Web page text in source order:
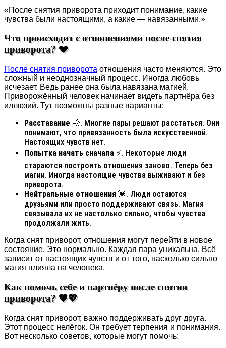
«После снятия приворота приходит понимание, какие
чувства были настоящими, а какие — навязанными.»
Что происходит с отношениями после снятия
приворота? 💔
После снятия приворота отношения часто меняются. Это
сложный и неоднозначный процесс. Иногда любовь
исчезает. Ведь ранее она была навязана магией.
Приворожённый человек начинает видеть партнёра без
иллюзий. Тут возможны разные варианты:
Расставание 💨. Многие пары решают расстаться. Они
понимают, что привязанность была искусственной.
Настоящих чувств нет.
Попытка начать сначала ⚡. Некоторые люди
стараются построить отношения заново. Теперь без
магии. Иногда настоящие чувства выживают и без
приворота.
Нейтральные отношения 💓. Люди остаются
друзьями или просто поддерживают связь. Магия
связывала их не настолько сильно, чтобы чувства
продолжали жить.
Когда снят приворот, отношения могут перейти в новое
состояние. Это нормально. Каждая пара уникальна. Всё
зависит от настоящих чувств и от того, насколько сильно
магия влияла на человека.
Как помочь себе и партнёру после снятия
приворота? 🧡💖
Когда снят приворот, важно поддерживать друг друга.
Этот процесс нелёгок. Он требует терпения и понимания.
Вот несколько советов, которые могут помочь: